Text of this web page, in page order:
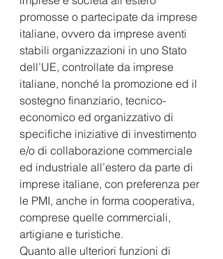
promosse o partecipate da imprese
italiane, ovvero da imprese aventi
stabili organizzazioni in uno Stato
dell’UE, controllate da imprese
italiane, nonché la promozione ed il
sostegno finanziario, tecnico-
economico ed organizzativo di
specifiche iniziative di investimento
e/o di collaborazione commerciale
ed industriale all’estero da parte di
imprese italiane, con preferenza per
le PMI, anche in forma cooperativa,
comprese quelle commerciali,
artigiane e turistiche.
Quanto alle ulteriori funzioni di